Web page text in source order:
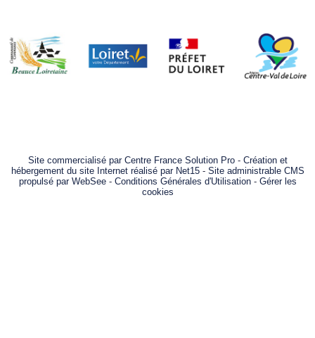
Site commercialisé par Centre France Solution Pro- Création et
hébergement du site Internet réalisé par Net15- Site administrable CMS
propulsé par WebSee- Conditions Générales d'Utilisation- Gérer les
cookies